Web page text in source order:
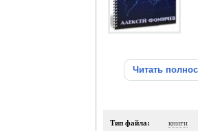
Читать
Тип файла: книги